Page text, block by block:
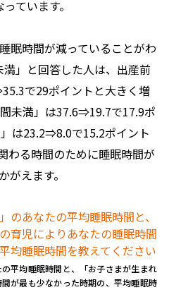
ています。
眠時間が減っていることがわ
」と回答した人は、出産前
で29ポイントと大きく増
未満」は37.6⇒19.7で17.9ポ
は23.2⇒8.0で15.2ポイント
わる時間のために睡眠時間が
えます。
平均睡眠時間と、「お子さまが生まれ
が最も少なかった時期の、平均睡眠時